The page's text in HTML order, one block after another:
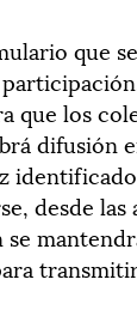
que
que los
difusión
desde las
se